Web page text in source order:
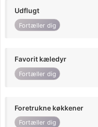
Udflugt
Fortæller dig
Favorit kæledyr
Fortæller dig
Foretrukne køkkener
Fortæller dig